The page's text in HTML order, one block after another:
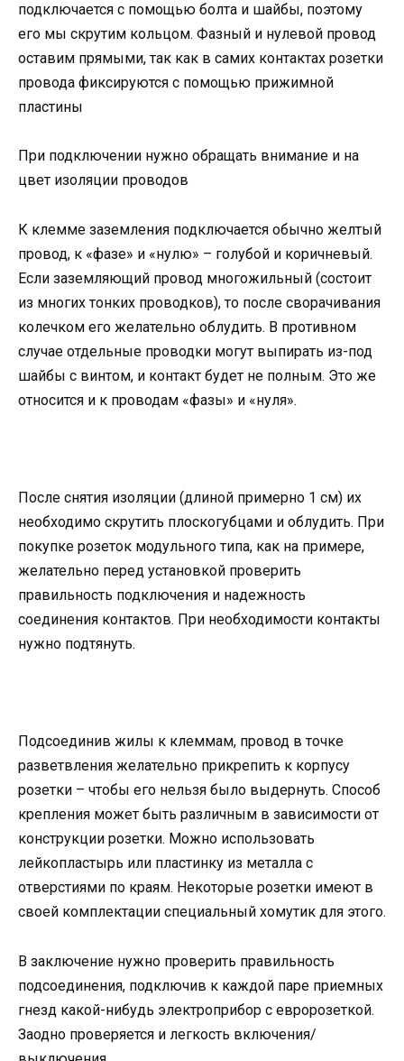
подключается с помощью болта и шайбы, поэтому
его мы скрутим кольцом. Фазный и нулевой провод
оставим прямыми, так как в самих контактах розетки
провода фиксируются с помощью прижимной
пластины
При подключении нужно обращать внимание и на
цвет изоляции проводов
К клемме заземления подключается обычно желтый
провод, к «фазе» и «нулю» – голубой и коричневый.
Если заземляющий провод многожильный (состоит
из многих тонких проводков), то после сворачивания
колечком его желательно облудить. В противном
случае отдельные проводки могут выпирать из-под
шайбы с винтом, и контакт будет не полным. Это же
относится и к проводам «фазы» и «нуля».
После снятия изоляции (длиной примерно 1 см) их
необходимо скрутить плоскогубцами и облудить. При
покупке розеток модульного типа, как на примере,
желательно перед установкой проверить
правильность подключения и надежность
соединения контактов. При необходимости контакты
нужно подтянуть.
Подсоединив жилы к клеммам, провод в точке
разветвления желательно прикрепить к корпусу
розетки – чтобы его нельзя было выдернуть. Способ
крепления может быть различным в зависимости от
конструкции розетки. Можно использовать
лейкопластырь или пластинку из металла с
отверстиями по краям. Некоторые розетки имеют в
своей комплектации специальный хомутик для этого.
В заключение нужно проверить правильность
подсоединения, подключив к каждой паре приемных
гнезд какой-нибудь электроприбор с евророзеткой.
Заодно проверяется и легкость включения/